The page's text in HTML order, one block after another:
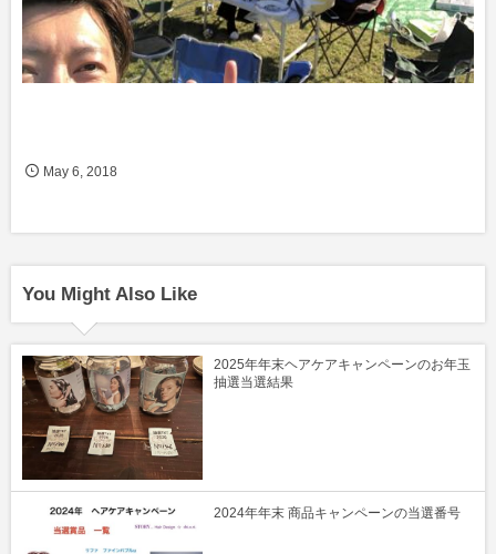
May 6 ,2018
You Might Also Like
2025年年末ヘアケアキャンペーンのお年玉
抽選当選結果
2024年年末 商品キャンペーンの当選番号